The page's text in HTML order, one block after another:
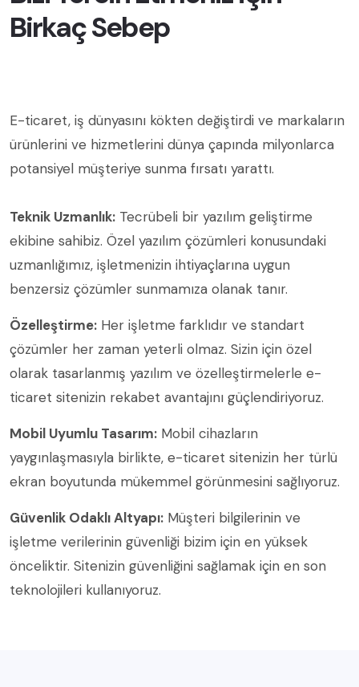
Birkaç Sebep
E-ticaret, iş dünyasını kökten değiştirdi ve markaların
ürünlerini ve hizmetlerini dünya çapında milyonlarca
potansiyel müşteriye sunma fırsatı yarattı.
Teknik Uzmanlık: Tecrübeli bir yazılım geliştirme
ekibine sahibiz. Özel yazılım çözümleri konusundaki
uzmanlığımız, işletmenizin ihtiyaçlarına uygun
benzersiz çözümler sunmamıza olanak tanır.
Özelleştirme: Her işletme farklıdır ve standart
çözümler her zaman yeterli olmaz. Sizin için özel
olarak tasarlanmış yazılım ve özelleştirmelerle e-
ticaret sitenizin rekabet avantajını güçlendiriyoruz.
Mobil Uyumlu Tasarım: Mobil cihazların
yaygınlaşmasıyla birlikte, e-ticaret sitenizin her türlü
ekran boyutunda mükemmel görünmesini sağlıyoruz.
Güvenlik Odaklı Altyapı: Müşteri bilgilerinin ve
işletme verilerinin güvenliği bizim için en yüksek
önceliktir. Sitenizin güvenliğini sağlamak için en son
teknolojileri kullanıyoruz.